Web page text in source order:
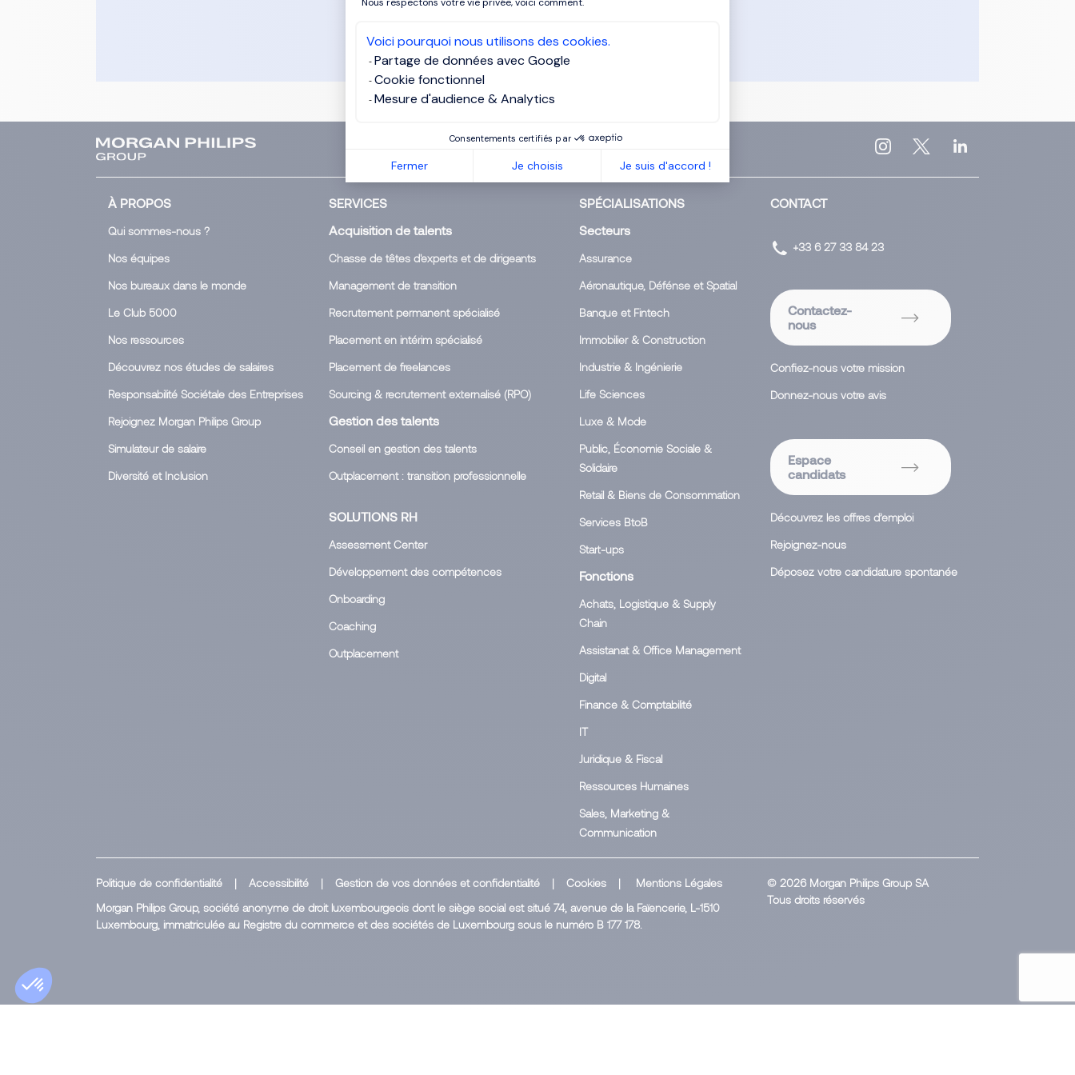
Voici pourquoi nous utilisons des cookies.
Partage de données avec Google
Cookie fonctionnel
Mesure d'audience & Analytics
Consentements certifiés par
Fermer Je choisis Je suis d'accord !
À PROPOS
Qui sommes-nous ?
Nos équipes
Nos bureaux dans le monde
Le Club 5000
Nos ressources
Découvrez nos études de salaires
Responsabilité Sociétale des Entreprises
Rejoignez Morgan Philips Group
Simulateur de salaire
Diversité et Inclusion
SERVICES
Acquisition de talents
Chasse de têtes d'experts et de dirigeants
Management de transition
Recrutement permanent spécialisé
Placement en intérim spécialisé
Placement de freelances
Sourcing & recrutement externalisé (RPO)
Gestion des talents
Conseil en gestion des talents
Outplacement : transition professionnelle
SOLUTIONS RH
Assessment Center
Développement des compétences
Onboarding
Coaching
Outplacement
SPÉCIALISATIONS
Secteurs
Assurance
Aéronautique, Défénse et Spatial
Banque et Fintech
Immobilier & Construction
Industrie & Ingénierie
Life Sciences
Luxe & Mode
Public, Économie Sociale &
Solidaire
Retail & Biens de Consommation
Services BtoB
Start-ups
Fonctions
Achats, Logistique & Supply
Chain
Assistanat & Office Management
Digital
Finance & Comptabilité
IT
Juridique & Fiscal
Ressources Humaines
Sales, Marketing &
Communication
CONTACT
+33 6 27 33 84 23
Contactez-
nous
Confiez-nous votre mission
Donnez-nous votre avis
Espace
candidats
Découvrez les offres d’emploi
Rejoignez-nous
Déposez votre candidature spontanée
Politique de confidentialité | Accessibilité | Gestion de vos données et confidentialité | Cookies |
Mentions Légales
Morgan Philips Group, société anonyme de droit luxembourgeois dont le siège social est situé 74, avenue de la Faïencerie, L-1510
Luxembourg, immatriculée au Registre du commerce et des sociétés de Luxembourg sous le numéro B 177 178.
© 2026 Morgan Philips Group SA
Tous droits réservés